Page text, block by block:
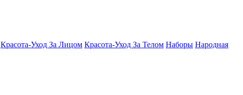
Красота-Уход За Лицом Красота-Уход За Телом Наборы Народная